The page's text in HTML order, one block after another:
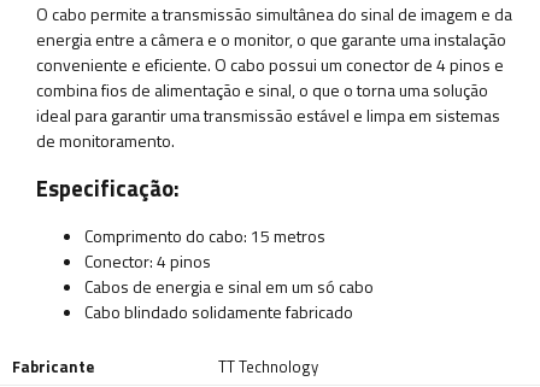
O cabo permite a transmissão simultânea do sinal de imagem e da
energia entre a câmera e o monitor, o que garante uma instalação
conveniente e eficiente. O cabo possui um conector de 4 pinos e
combina fios de alimentação e sinal, o que o torna uma solução
ideal para garantir uma transmissão estável e limpa em sistemas
de monitoramento.
Especificação:
Comprimento do cabo: 15 metros
Conector: 4 pinos
Cabos de energia e sinal em um só cabo
Cabo blindado solidamente fabricado
Fabricante
TT Technology